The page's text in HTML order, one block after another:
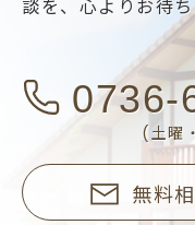
談を、 心よりお待
0736-
(土曜
無料